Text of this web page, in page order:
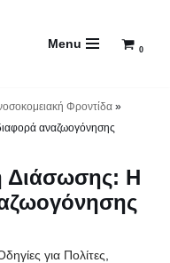
Menu 0
Φροντίδα »
αναζωογόνησης
Η
για Πολίτες,